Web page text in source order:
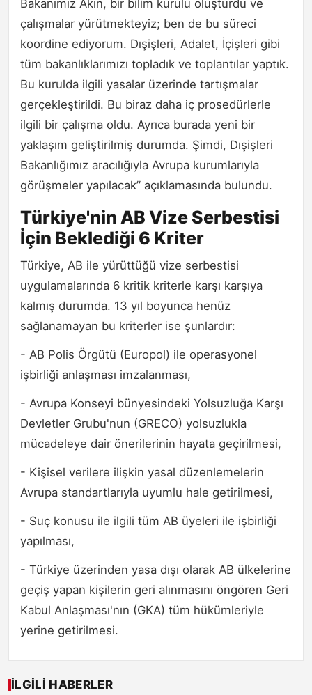
Bakanımız Akın, bir bilim kurulu oluşturdu ve
çalışmalar yürütmekteyiz; ben de bu süreci
koordine ediyorum. Dışişleri, Adalet, İçişleri gibi
tüm bakanlıklarımızı topladık ve toplantılar yaptık.
Bu kurulda ilgili yasalar üzerinde tartışmalar
gerçekleştirildi. Bu biraz daha iç prosedürlerle
ilgili bir çalışma oldu. Ayrıca burada yeni bir
yaklaşım geliştirilmiş durumda. Şimdi, Dışişleri
Bakanlığımız aracılığıyla Avrupa kurumlarıyla
görüşmeler yapılacak” açıklamasında bulundu.
Türkiye'nin AB Vize Serbestisi
İçin Beklediği 6 Kriter
Türkiye, AB ile yürüttüğü vize serbestisi
uygulamalarında 6 kritik kriterle karşı karşıya
kalmış durumda. 13 yıl boyunca henüz
sağlanamayan bu kriterler ise şunlardır:
- AB Polis Örgütü (Europol) ile operasyonel
işbirliği anlaşması imzalanması,
- Avrupa Konseyi bünyesindeki Yolsuzluğa Karşı
Devletler Grubu'nun (GRECO) yolsuzlukla
mücadeleye dair önerilerinin hayata geçirilmesi,
- Kişisel verilere ilişkin yasal düzenlemelerin
Avrupa standartlarıyla uyumlu hale getirilmesi,
- Suç konusu ile ilgili tüm AB üyeleri ile işbirliği
yapılması,
- Türkiye üzerinden yasa dışı olarak AB ülkelerine
geçiş yapan kişilerin geri alınmasını öngören Geri
Kabul Anlaşması'nın (GKA) tüm hükümleriyle
yerine getirilmesi.
İLGILI HABERLER